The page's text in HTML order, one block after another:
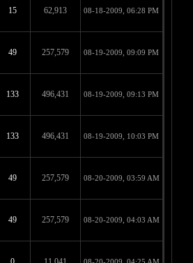
15 62,913 08-18-2009, 06:28 PM
49 257,579 08-19-2009, 09:09 PM
133 496,431 08-19-2009, 09:13 PM
133 496,431 08-19-2009, 10:03 PM
49 257,579 08-20-2009, 03:59 AM
49 257,579 08-20-2009, 04:03 AM